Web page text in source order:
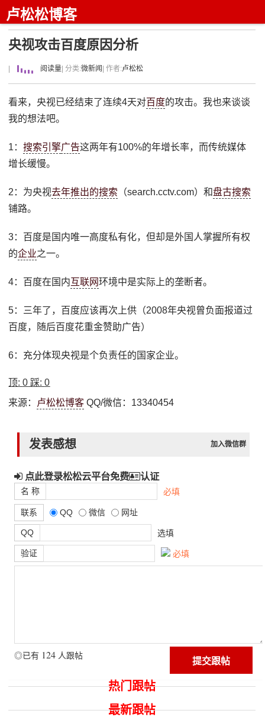
卢松松博客
央视攻击百度原因分析
阅读量 | 分类:微新闻 | 作者:卢松松
看来，央视已经结束了连续4天对百度的攻击。我也来谈谈
我的想法吧。
1：搜索引擎广告这两年有100%的年增长率，而传统媒体
增长缓慢。
2：为央视去年推出的搜索 （search.cctv.com）和盘古搜索
铺路。
3：百度是国内唯一高度私有化，但却是外国人掌握所有权
的企业之一。
4：百度在国内互联网环境中是实际上的垄断者。
5：三年了，百度应该再次上供（2008年央视曾负面报道过
百度，随后百度花重金赞助广告）
6：充分体现央视是个负责任的国家企业。
顶:0 踩:0
来源： 卢松松博客 QQ/微信：13340454
发表感想 加入微信群
点此登录松松云平台免费 认证
名 称 必填
联系 QQ 微信 网址
QQ 选填
验证 必填
◎已有 124 人跟帖
热门跟帖
最新跟帖